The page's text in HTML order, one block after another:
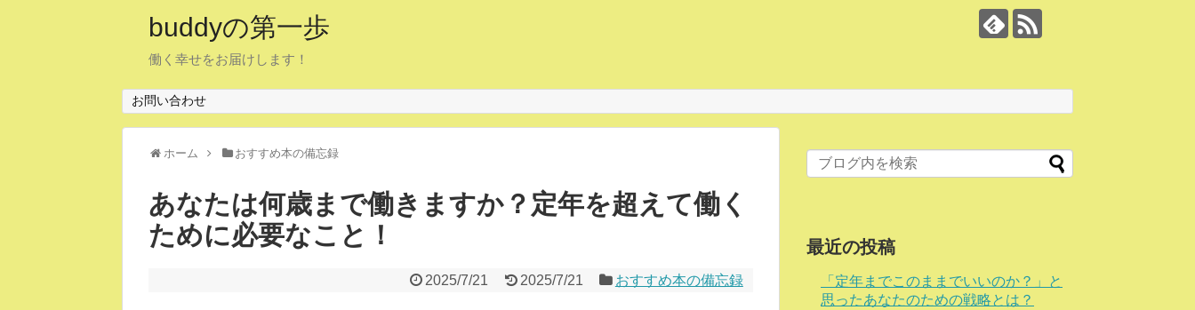
buddyの第一歩
働く幸せをお届けします！
お問い合わせ
ホーム おすすめ本の備忘録
あなたは何歳まで働きますか？定年を超えて働く
ために必要なこと！
2025/7/21 2025/7/21 おすすめ本の備忘録
最近の投稿
「定年までこのままでいいのか？」と
思ったあなたのための戦略とは？